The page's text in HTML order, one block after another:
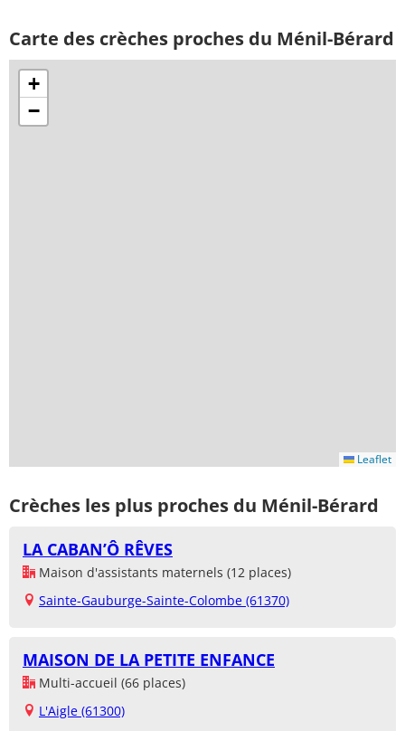
Carte des crèches proches du Ménil-Bérard
+
−
Leaflet
Crèches les plus proches du Ménil-Bérard
LA CABAN’Ô RÊVES
Maison d'assistants maternels (12 places)
Sainte-Gauburge-Sainte-Colombe (61370)
MAISON DE LA PETITE ENFANCE
Multi-accueil (66 places)
L'Aigle (61300)